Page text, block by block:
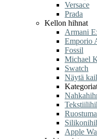
Versace
Prada
Kellon hihnat
Armani
Emporio
Fossil
Michael
Swatch
Näytä
Apple